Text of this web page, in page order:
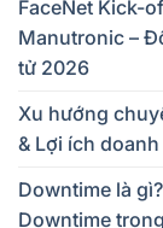
FaceNet Kick-
Manutronic –
tử 2026
Xu hướng
& Lợi ích
Downtime là
Downtime